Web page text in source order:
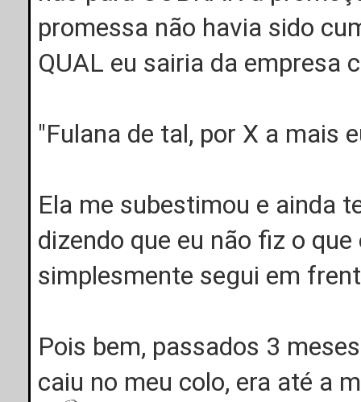
promessa não havia sido
QUAL eu sairia da empresa
"Fulana de tal, por X a mais
Ela me subestimou e ainda
dizendo que eu não fiz o
simplesmente segui em
Pois bem, passados 3
caiu no meu colo, era até a